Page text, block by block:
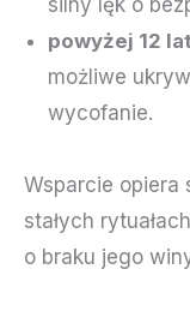
silny lęk o
powyżej 12
możliwe
wycofanie.
Wsparcie opiera
stałych
o braku jego